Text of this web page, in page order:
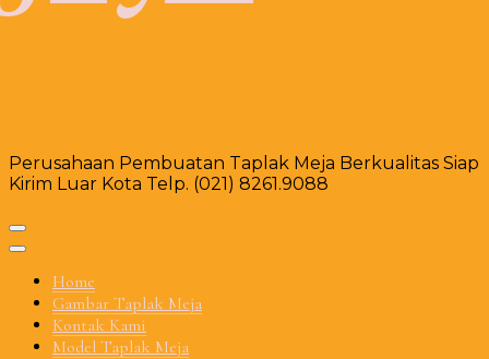
Perusahaan Pembuatan Taplak Meja Berkualitas Siap
Kirim Luar Kota Telp. (021) 8261.9088
Home
Gambar Taplak Meja
Kontak Kami
Model Taplak Meja